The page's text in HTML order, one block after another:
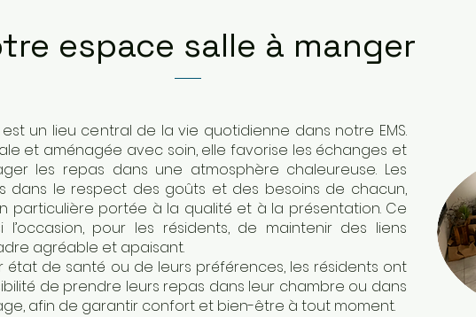
espace salle à manger
un lieu central de la vie quotidienne dans notre EMS.
et aménagée avec soin, elle favorise les échanges et
les repas dans une atmosphère chaleureuse. Les
dans le respect des goûts et des besoins de chacun,
particulière portée à la qualité et à la présentation. Ce
l’occasion, pour les résidents, de maintenir des liens
agréable et apaisant.
état de santé ou de leurs préférences, les résidents ont
de prendre leurs repas dans leur chambre ou dans
afin de garantir confort et bien-être à tout moment.